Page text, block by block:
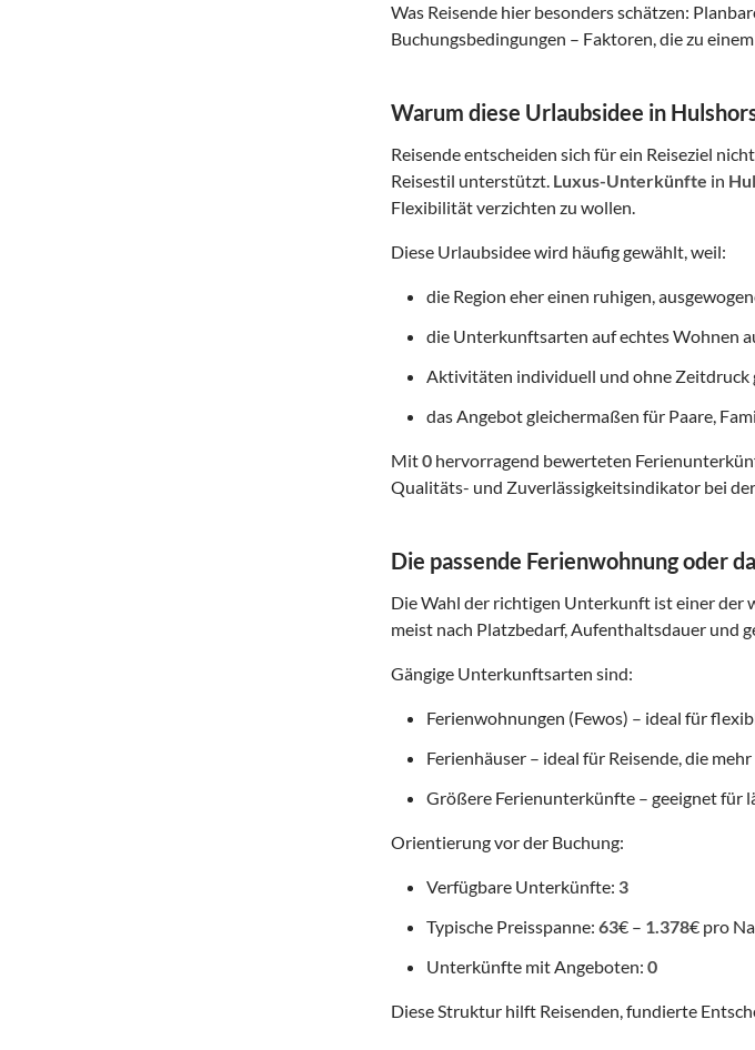
Was Reisende hier besonders schätzen:
Buchungsbedingungen – Faktoren, die zu
Warum diese Urlaubsidee in
Reisende entscheiden sich für ein Reiseziel
Reisestil unterstützt. Luxus-Unterkünfte in
Flexibilität verzichten zu wollen.
Diese Urlaubsidee wird häufig gewählt, weil:
die Region eher einen ruhigen,
die Unterkunftsarten auf echtes Wohnen
Aktivitäten individuell und ohne Zeitdruck
das Angebot gleichermaßen für Paare,
Mit0 hervorragend bewerteten
Qualitäts- und Zuverlässigkeitsindikator bei
Die passende Ferienwohnung oder
Die Wahl der richtigen Unterkunft ist einer der
meist nach Platzbedarf, Aufenthaltsdauer und
Gängige Unterkunftsarten sind:
Ferienwohnungen (Fewos) – ideal für
Ferienhäuser – ideal für Reisende, die
Größere Ferienunterkünfte – geeignet für
Orientierung vor der Buchung:
Verfügbare Unterkünfte: 3
Typische Preisspanne: 63€ – 1.378€ pro
Unterkünfte mit Angeboten: 0
Diese Struktur hilft Reisenden, fundierte